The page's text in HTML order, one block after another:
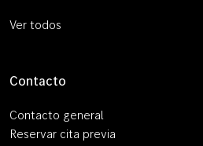
Ver todos
Contacto
Contacto general
Reservar cita previa